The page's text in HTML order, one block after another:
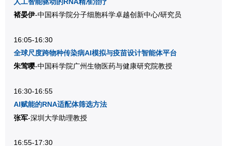
人工智能驱动的RNA精准治疗
褚晏伊-中国科学院分子细胞科学卓越创新中心/研究员
16:05-16:30
全球尺度跨物种传染病AI模拟与疫苗设计智能体平台
朱莺嘤-中国科学院广州生物医药与健康研究院教授
16:30-16:55
AI赋能的RNA适配体筛选方法
张军-深圳大学助理教授
16:55-17:30